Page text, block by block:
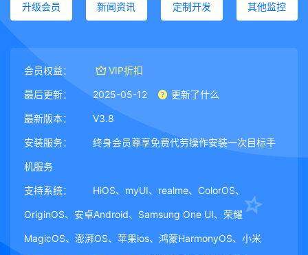
升级会员 新闻资讯 定制开发 其他监控
会员权益： VIP折扣
最后更新： 2025-05-12 更新了什么
最新版本： V3.8
安装服务： 终身会员尊享免费代劳操作安装一次目标手
机服务
支持系统： HiOS、myUI、realme、ColorOS、
OriginOS、安卓Android、Samsung One UI、荣耀
MagicOS、澎湃OS、苹果ios、鸿蒙HarmonyOS、小米